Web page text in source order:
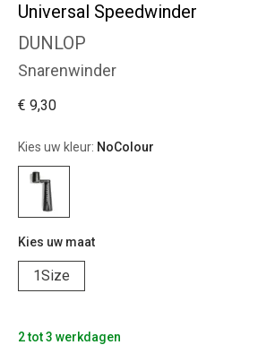
Universal Speedwinder
DUNLOP
Snarenwinder
€ 9,30
Kies uw kleur: NoColour
Kies uw maat
1Size
2 tot 3 werkdagen